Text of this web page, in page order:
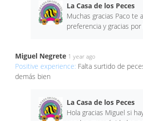
La Casa de los Peces
Muchas gracias Paco te
preferencia y gracias
Miguel Negrete 1 year ago
Positive experience: Falta surtido de
demás bien
La Casa de los Peces
Hola gracias Miguel si